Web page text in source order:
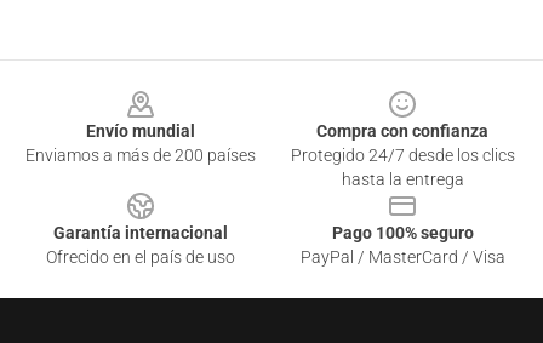
Envío mundial
Enviamos a más de 200 países
Compra con confianza
Protegido 24/7 desde los clics
hasta la entrega
Garantía internacional
Ofrecido en el país de uso
Pago 100% seguro
PayPal / MasterCard / Visa